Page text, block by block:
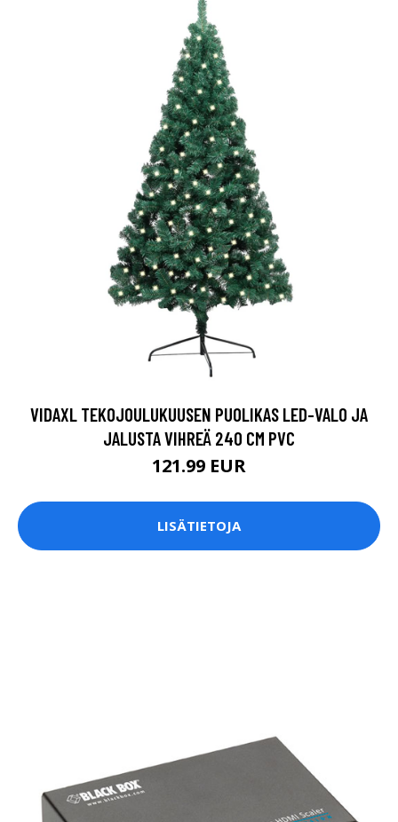
VIDAXL TEKOJOULUKUUSEN PUOLIKAS LED-VALO JA
JALUSTA VIHREÄ 240 CM PVC
121.99 EUR
LISÄTIETOJA